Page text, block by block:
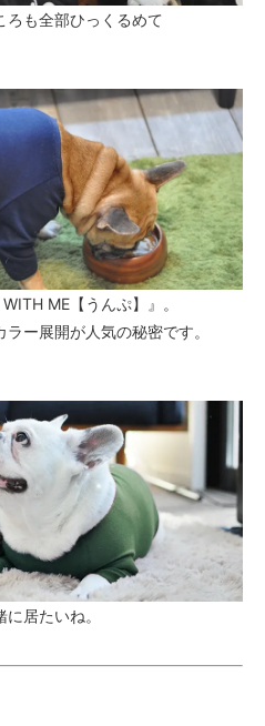
ろも全部ひっくるめて
ME【うんぷ】』。
ー展開が人気の秘密です。
居たいね。